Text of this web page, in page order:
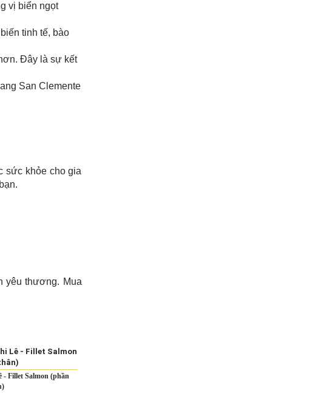
vị biển ngọt
tinh tế, bào
Đây là sự kết
San Clemente
sức khỏe cho gia
yêu thương. Mua
- Fillet Salmon (phần